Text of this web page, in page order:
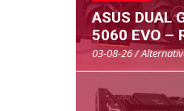
ASUS DUAL
5060 EVO –
03-08-26 /